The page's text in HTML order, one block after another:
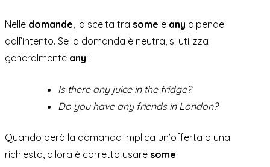
Nelle domande , la scelta tra some e any dipende
dall’intento. Se la domanda è neutra, si utilizza
generalmente any:
Is there any juice in the fridge?
Do you have any friends in London?
Quando però la domanda implica un’offerta o una
richiesta, allora è corretto usare some: